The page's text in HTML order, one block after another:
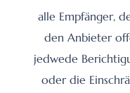
alle Empfänger,
den Anbieter
jedwede
oder die